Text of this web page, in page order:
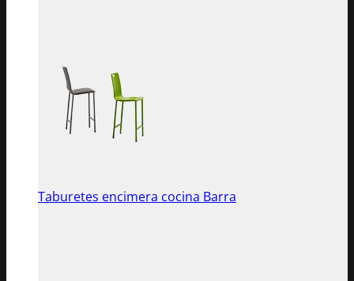
Taburetes encimera cocina Barra